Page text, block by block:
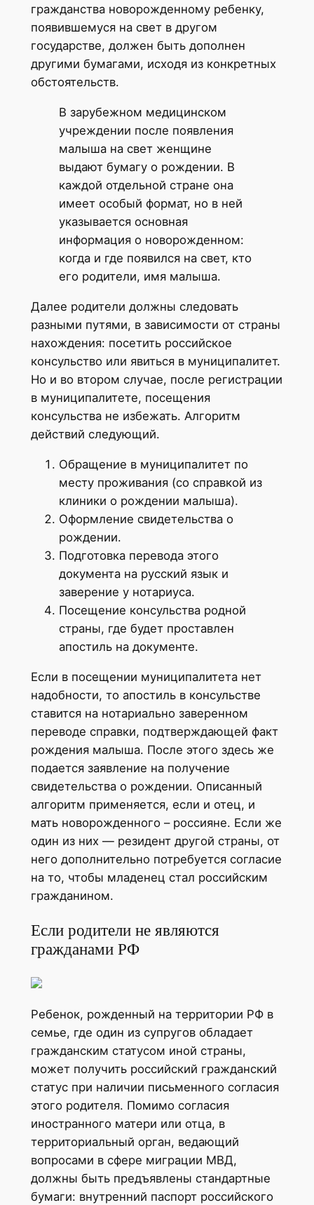
гражданства новорожденному ребенку,
появившемуся на свет в другом
государстве, должен быть дополнен
другими бумагами, исходя из конкретных
обстоятельств.
В зарубежном медицинском
учреждении после появления
малыша на свет женщине
выдают бумагу о рождении. В
каждой отдельной стране она
имеет особый формат, но в ней
указывается основная
информация о новорожденном:
когда и где появился на свет, кто
его родители, имя малыша.
Далее родители должны следовать
разными путями, в зависимости от страны
нахождения: посетить российское
консульство или явиться в муниципалитет.
Но и во втором случае, после регистрации
в муниципалитете, посещения
консульства не избежать. Алгоритм
действий следующий.
Обращение в муниципалитет по
месту проживания (со справкой из
клиники о рождении малыша).
Оформление свидетельства о
рождении.
Подготовка перевода этого
документа на русский язык и
заверение у нотариуса.
Посещение консульства родной
страны, где будет проставлен
апостиль на документе.
Если в посещении муниципалитета нет
надобности, то апостиль в консульстве
ставится на нотариально заверенном
переводе справки, подтверждающей факт
рождения малыша. После этого здесь же
подается заявление на получение
свидетельства о рождении. Описанный
алгоритм применяется, если и отец, и
мать новорожденного – россияне. Если же
один из них — резидент другой страны, от
него дополнительно потребуется согласие
на то, чтобы младенец стал российским
гражданином.
Если родители не являются
гражданами РФ
Ребенок, рожденный на территории РФ в
семье, где один из супругов обладает
гражданским статусом иной страны,
может получить российский гражданский
статус при наличии письменного согласия
этого родителя. Помимо согласия
иностранного матери или отца, в
территориальный орган, ведающий
вопросами в сфере миграции МВД,
должны быть предъявлены стандартные
бумаги: внутренний паспорт российского